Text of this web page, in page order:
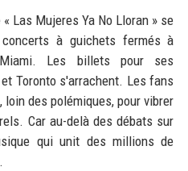
Las Mujeres Ya No Lloran » se
à guichets fermés à
Les billets pour ses
Toronto s'arrachent. Les fans
des polémiques, pour vibrer
Car au-delà des débats sur
qui unit des millions de